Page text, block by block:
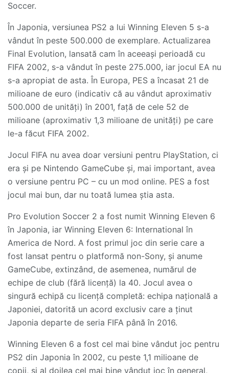
Soccer.
În Japonia, versiunea PS2 a lui Winning Eleven 5 s-a
vândut în peste 500.000 de exemplare. Actualizarea
Final Evolution, lansată cam în aceeași perioadă cu
FIFA 2002, s-a vândut în peste 275.000, iar jocul EA nu
s-a apropiat de asta. În Europa, PES a încasat 21 de
milioane de euro (indicativ că au vândut aproximativ
500.000 de unități) în 2001, față de cele 52 de
milioane (aproximativ 1,3 milioane de unități) pe care
le-a făcut FIFA 2002.
Jocul FIFA nu avea doar versiuni pentru PlayStation, ci
era și pe Nintendo GameCube și, mai important, avea
o versiune pentru PC – cu un mod online. PES a fost
jocul mai bun, dar nu toată lumea știa asta.
Pro Evolution Soccer 2 a fost numit Winning Eleven 6
în Japonia, iar Winning Eleven 6: International în
America de Nord. A fost primul joc din serie care a
fost lansat pentru o platformă non-Sony, și anume
GameCube, extinzând, de asemenea, numărul de
echipe de club (fără licență) la 40. Jocul avea o
singură echipă cu licență completă: echipa națională a
Japoniei, datorită un acord exclusiv care a ținut
Japonia departe de seria FIFA până în 2016.
Winning Eleven 6 a fost cel mai bine vândut joc pentru
PS2 din Japonia în 2002, cu peste 1,1 milioane de
copii, și al doilea cel mai bine vândut joc în general,